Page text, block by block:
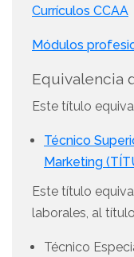
Currículos CCAA
Módulos
Equivalencia
Este título
Técnico
Marketing
Este título
laborales, al
Técnico